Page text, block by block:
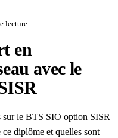
lecture
en
avec le
sur le BTS SIO option SISR
diplôme et quelles sont